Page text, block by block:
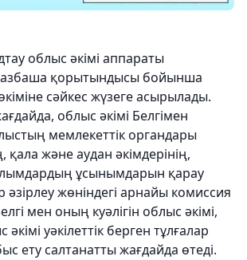
облыс әкімі аппараты
қорытындысы бойынша
сәйкес жүзеге асырылады.
облыс әкімі Белгімен
мемлекеттік органдары
және аудан әкімдерінің,
ұсынымдарын қарау
жөніндегі арнайы комиссия
мен оның куәлігін облыс әкімі,
уәкілеттік берген тұлғалар
ету салтанатты жағдайда өтеді.